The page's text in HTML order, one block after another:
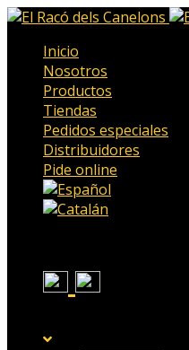
Inicio
Nosotros
Productos
Tiendas
Pedidos especiales
Distribuidores
Pide online